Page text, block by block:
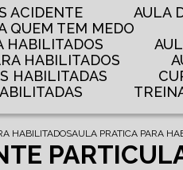
ACIDENTE
AULA
QUEM TEM MEDO
HABILITADOS
HABILITADOS
HABILITADAS
HABILITADOSAULA PRATICA PARA